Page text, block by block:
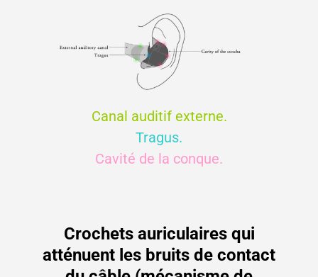
Canal auditif externe.
Tragus.
Cavité de la conque.
Crochets auriculaires qui
atténuent les bruits de contact